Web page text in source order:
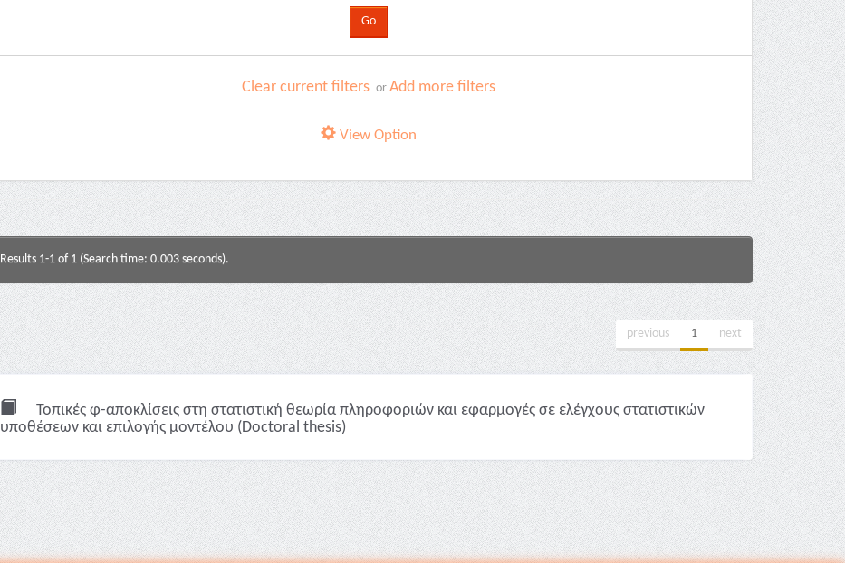
Clear current filters orAdd more filters
View Option
Results 1-1 of 1 (Search time: 0.003 seconds).
previous 1 next
Τοπικές φ-αποκλίσεις στη στατιστική θεωρία πληροφοριών και εφαρμογές σε ελέγχους στατιστικών
υποθέσεων και επιλογής μοντέλου (Doctoral thesis)